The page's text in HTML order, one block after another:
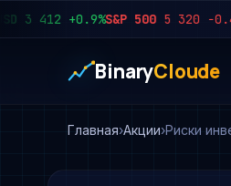
412 +0.9%S&P 500 5 320 −0.4%
BinaryCloude
Главная Акции Риски